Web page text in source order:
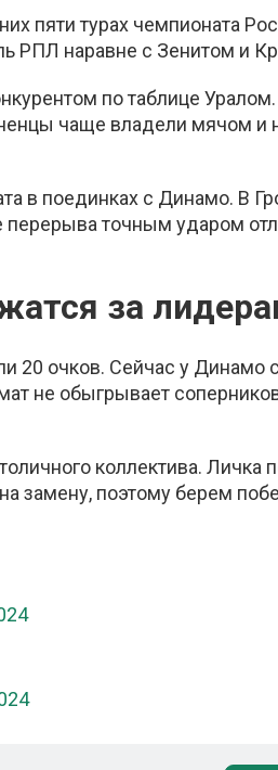
пяти турах чемпионата
РПЛ наравне с Зенитом и
по таблице
чаще владели мячом и
в поединках с Динамо. В
перерыва точным ударом
за
20 очков. Сейчас у Динамо
не обыгрывает
коллектива. Личка
замену, поэтому берем